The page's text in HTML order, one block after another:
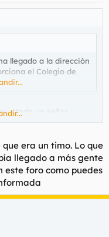
llegado a la dirección
el Colegio de
todo un señor
mierda de estas no sea
a un periodista
era un timo. Lo que
llegado a más gente
este foro como puedes